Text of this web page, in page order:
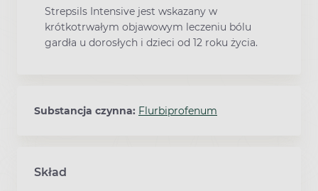
Strepsils Intensive jest wskazany w
krótkotrwałym objawowym leczeniu bólu
gardła u dorosłych i dzieci od 12 roku życia.
Substancja czynna: Flurbiprofenum
Skład